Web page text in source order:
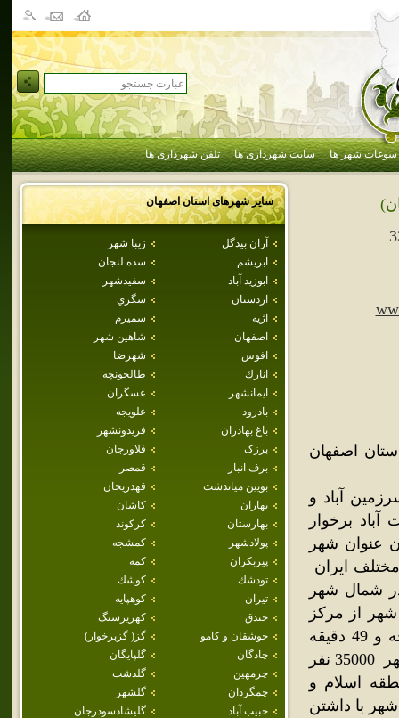
سوغات شهر ها سایت شهرداری ها تلفن شهرداری ها
سایر شهرهای استاناصفهان
آران بيدگل
زيبا شهر
ابريشم
سده لنجان
ابوزيد آباد
سفيدشهر
اردستان
سگزي
اژيه
سميرم
اصفهان
شاهين شهر
افوس
شهرضا
انارك
طالخونچه
ايمانشهر
عسگران
بادرود
علويجه
باغ بهادران
فريدونشهر
برزک
فلاورجان
برف انبار
قمصر
بويين مياندشت
قهدريجان
بهاران
كاشان
بهارستان
كركوند
پولادشهر
كمشجه
پيربكران
كمه
تودشك
كوشك
تيران
كوهپايه
جندق
كهريزسنگ
جوشقان و كامو
گز( گزبرخوار)
چادگان
گلپايگان
چرمهين
گلدشت
چمگردان
گلشهر
حبيب آباد
گليشادسودرجان
اصفهان
آباد و
آباد برخوار
عنوان شهر
ایران
985 هکتار واقع در شمال شهر
از مرکز
استان 10کیلومترو در 51 درجه و 40 دقیقه طول شرقی و 32 درجه و 49 دقیقه
عرض شمالی و ارتفاع 1560متری قرار گرفته است . جمعیت این شهر 35000 نفر
اسلام و
با داشتن